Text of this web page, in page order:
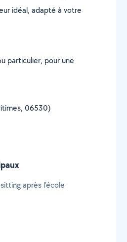
idéal, adapté à votre
particulier, pour une
06530)
après l'école